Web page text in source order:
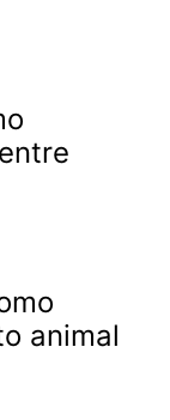
animal